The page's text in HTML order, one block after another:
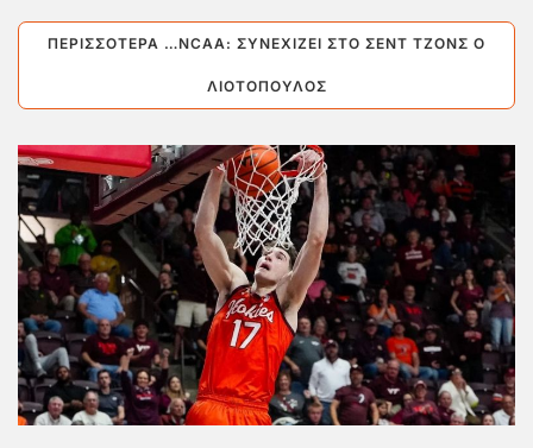
ΠΕΡΙΣΣΌΤΕΡΑ …NCAA: ΣΥΝΕΧΊΖΕΙ ΣΤΟ ΣΕΝΤ ΤΖΟΝΣ Ο
ΛΙΟΤΌΠΟΥΛΟΣ